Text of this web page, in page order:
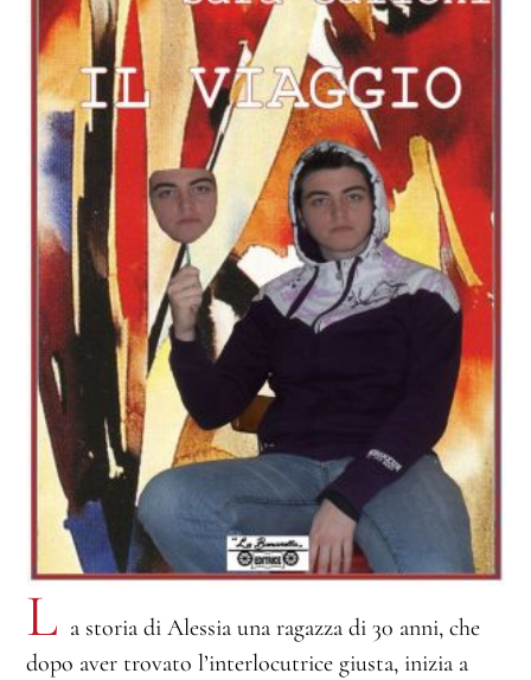
L a storia di Alessia una ragazza di 30 anni, che
dopo aver trovato l’interlocutrice giusta, inizia a